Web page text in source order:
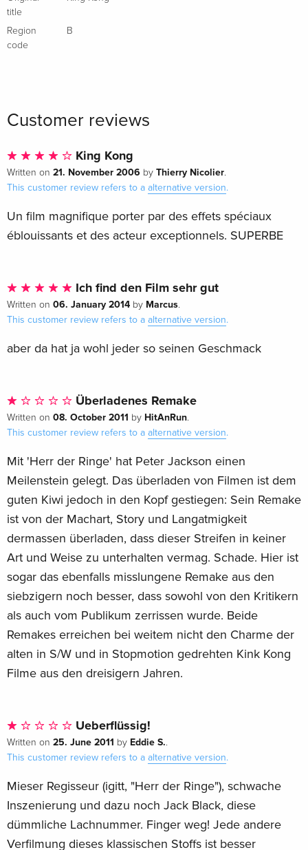
title
Region
code
B
Customer reviews
King Kong
Written on 21. November 2006 by Thierry Nicolier.
This customer review refers to a alternative version.
Un film magnifique porter par des effets spéciaux
éblouissants et des acteur exceptionnels. SUPERBE
Ich find den Film sehr gut
Written on 06. January 2014 by Marcus.
This customer review refers to a alternative version.
aber da hat ja wohl jeder so seinen Geschmack
Überladenes Remake
Written on 08. October 2011 by HitAnRun.
This customer review refers to a alternative version.
Mit 'Herr der Ringe' hat Peter Jackson einen
Meilenstein gelegt. Das überladen von Filmen ist dem
guten Kiwi jedoch in den Kopf gestiegen: Sein Remake
ist von der Machart, Story und Langatmigkeit
dermassen überladen, dass dieser Streifen in keiner
Art und Weise zu unterhalten vermag. Schade. Hier ist
sogar das ebenfalls misslungene Remake aus den
siebzigern noch besser, dass sowohl von den Kritikern
als auch vom Publikum zerrissen wurde. Beide
Remakes erreichen bei weitem nicht den Charme der
alten in S/W und in Stopmotion gedrehten Kink Kong
Filme aus den dreisigern Jahren.
Ueberflüssig!
Written on 25. June 2011 by Eddie S..
This customer review refers to a alternative version.
Mieser Regisseur (igitt, "Herr der Ringe"), schwache
Inszenierung und dazu noch Jack Black, diese
dümmliche Lachnummer. Finger weg! Jede andere
Verfilmung dieses klassischen Stoffs ist besser